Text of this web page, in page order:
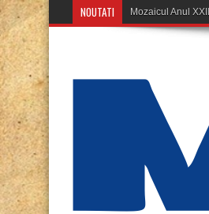
NOUTATI Mozaicul Anul